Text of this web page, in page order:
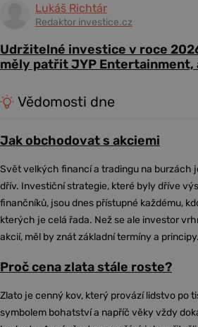
Lukáš Richtár
Redaktor investice.cz
Udržitelné investice v roce
měly patřit JYP Entertainment,
Vědomosti dne
Jak obchodovat s akciemi
Svět velkých financí a tradingu na burzách
dřív. Investiční strategie, které byly dříve
finančníků, jsou dnes přístupné každému,
kterých je celá řada. Než se ale investor
akcií, měl by znát základní termíny a principy.
Proč cena zlata stále roste?
Zlato je cenný kov, který provází lidstvo po
symbolem bohatství a napříč věky vždy